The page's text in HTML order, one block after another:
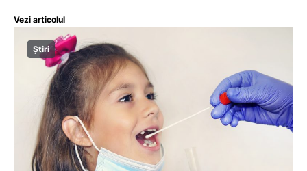
Vezi articolul
Știri